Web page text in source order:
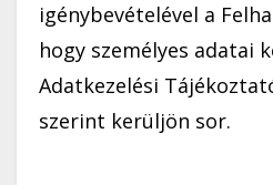
igénybevételével a
hogy személyes adatai
Adatkezelési
szerint kerüljön sor.